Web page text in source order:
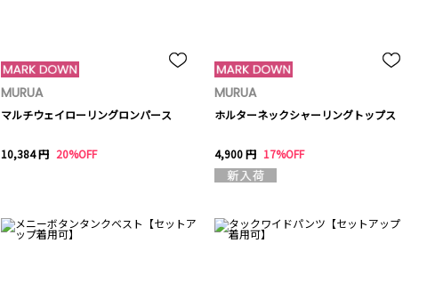
MURUA
マルチウェイローリングロンパース
10,384 円 20%OFF
MURUA
ホルターネックシャーリングトップス
4,900 円 17%OFF